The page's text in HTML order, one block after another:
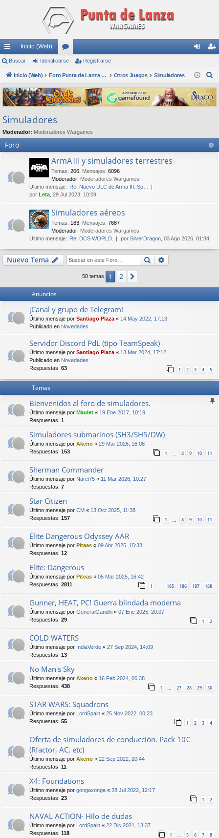
nl
ac
es
rá
pi
do
s
Inicio (Web)
or
os nti
fic
ar
ist
ra
rs
Buscar Identificarse Registrarse
Inicio (Web) Foro Punta de Lanza Wargames Otros Juegos Simuladores
s
c
Simuladores
Moderador: Moderadores Wargames
Foro
ArmA III y simuladores terrestres
Temas: 206 Mensajes: 6096
Moderador: Moderadores Wargames
Último mensaje: Re: Nuevo DLC de Arma III: Sp…
por Leta , 29 Jul 2023, 10:09
Simuladores aéreos
Temas: 163 Mensajes: 7687
Moderador: Moderadores Wargames
Último mensaje: Re: DCS WORLD. por SilverDragon , 03 Ago 2026, 01:34
Nuevo Tema Buscar
50 temas 1 2
Anuncios
¡Canal y grupo de Telegram!
Último mensaje por Santiago Plaza « 14 May 2022, 17:13
Publicado en Novedades
Servidor Discord PdL (tipo TeamSpeak)
Último mensaje por Santiago Plaza « 13 Mar 2024, 17:12
Publicado en Novedades
Respuestas: 63 1 2 3 4 5
Temas
Bienvenidos al foro de simuladores.
Último mensaje por Maulet « 19 Ene 2017, 10:19
Respuestas: 1
Simuladores submarinos (SH3/SH5/DW)
Último mensaje por Akeno « 29 Mar 2026, 16:08
Respuestas: 153 1 8 9 10 11
Sherman Commander
Último mensaje por Narci75 « 11 Mar 2026, 10:27
Respuestas: 7
Star Citizen
Último mensaje por CM « 13 Oct 2025, 11:38
Respuestas: 157 1 8 9 10 11
Elite Dangerous Odyssey AAR
Último mensaje por Piteas « 09 Abr 2025, 15:33
Respuestas: 12
Elite: Dangerous
Último mensaje por Piteas « 05 Mar 2025, 16:42
Respuestas: 2811 1 185 186 187 188
Gunner, HEAT, PC! Guerra blindada moderna
Último mensaje por GeneralGandhi « 07 Ene 2025, 20:07
Respuestas: 29 1 2
COLD WATERS
Último mensaje por IndiaVerde « 27 Sep 2024, 14:09
Respuestas: 13
No Man's Sky
Último mensaje por Akeno « 16 Feb 2024, 06:38
Respuestas: 438 1 … 27 28 29 30
STAR WARS: Squadrons
Último mensaje por LordSpain « 25 Nov 2022, 00:23
Respuestas: 55 1 2 3 4
Oferta de simuladores de conducción. Pack 10€
(Rfactor, AC, etc)
Último mensaje por Akeno « 22 Sep 2022, 20:44
Respuestas: 11
X4: Foundations
Último mensaje por gongaxonga « 28 Jul 2022, 12:17
Respuestas: 23 1 2
NAVAL ACTION- Hilo de dudas
Último mensaje por LordSpain « 22 Dic 2021, 13:37
Respuestas: 118 1 … 5 6 7 8